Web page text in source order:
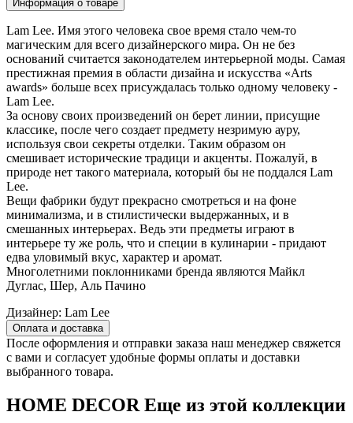
Информация о товаре
Lam Lee. Имя этого человека свое время стало чем-то
магическим для всего дизайнерского мира. Он не без
оснований считается законодателем интерьерной моды. Самая
престижная премия в области дизайна и искусства «Arts
awards» больше всех присуждалась только одному человеку -
Lam Lee.
За основу своих произведений он берет линии, присущие
классике, после чего создает предмету незримую ауру,
используя свои секреты отделки. Таким образом он
смешивает исторические традици и акценты. Пожалуй, в
природе нет такого материала, который бы не поддался Lam
Lee.
Вещи фабрики будут прекрасно смотреться и на фоне
минимализма, и в стилистически выдержанных, и в
смешанных интерьерах. Ведь эти предметы играют в
интерьере ту же роль, что и специи в кулинарии - придают
едва уловимый вкус, характер и аромат.
Многолетними поклонниками бренда являются Майкл
Дуглас, Шер, Аль Пачино
Дизайнер: Lam Lee
Оплата и доставка
После оформления и отправки заказа наш менеджер свяжется
с вами и согласует удобные формы оплаты и доставки
выбранного товара.
HOME DECOR Еще из этой коллекции